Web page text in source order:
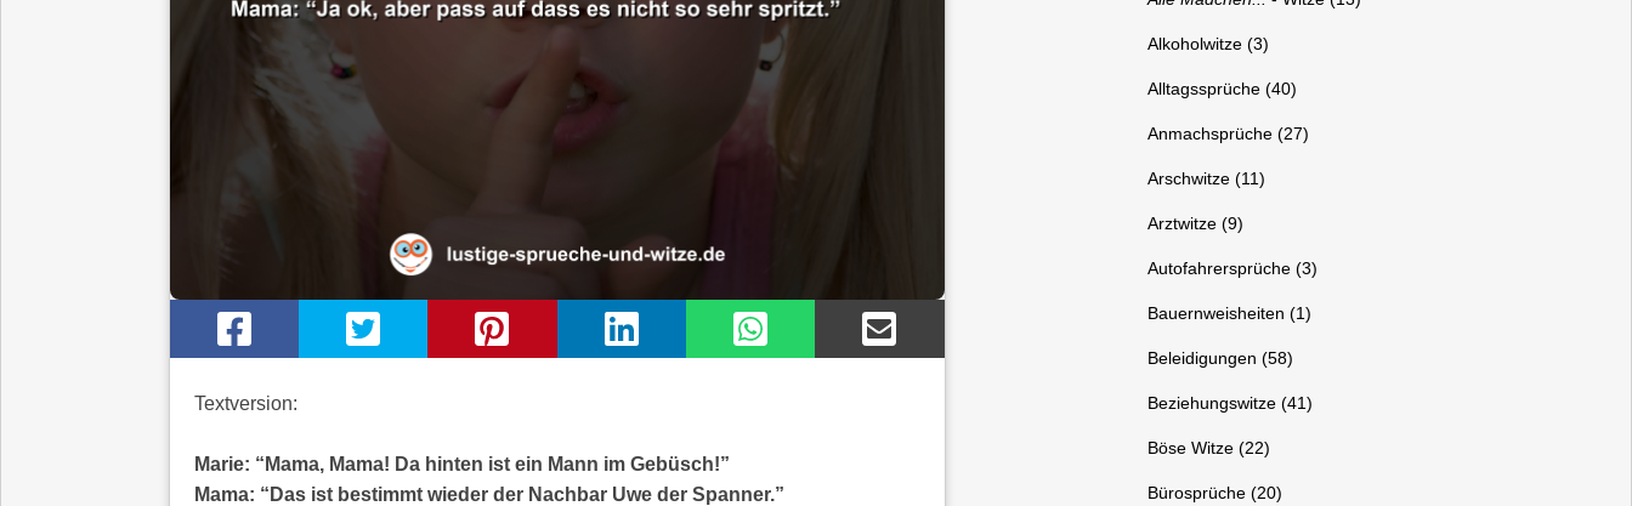
Textversion:
Marie: “Mama, Mama! Da hinten ist ein Mann im Gebüsch!”
Mama: “Das ist bestimmt wieder der Nachbar Uwe der Spanner.”
Alkoholwitze (3)
Alltagssprüche (40)
Anmachsprüche (27)
Arschwitze (11)
Arztwitze (9)
Autofahrersprüche (3)
Bauernweisheiten (1)
Beleidigungen (58)
Beziehungswitze (41)
Böse Witze (22)
Bürosprüche (20)